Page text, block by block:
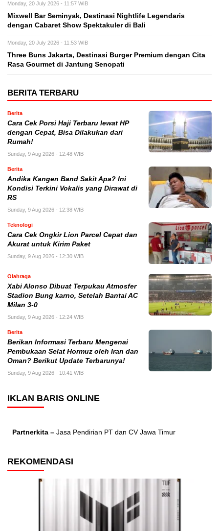
Monday, 20 July 2026 - 11:57 WIB
Mixwell Bar Seminyak, Destinasi Nightlife Legendaris
dengan Cabaret Show Spektakuler di Bali
Monday, 20 July 2026 - 11:53 WIB
Three Buns Jakarta, Destinasi Burger Premium dengan Cita
Rasa Gourmet di Jantung Senopati
BERITA TERBARU
Berita
Cara Cek Porsi Haji Terbaru lewat HP
dengan Cepat, Bisa Dilakukan dari
Rumah!
Sunday, 9 Aug 2026 - 12:48 WIB
Berita
Andika Kangen Band Sakit Apa? Ini
Kondisi Terkini Vokalis yang Dirawat di
RS
Sunday, 9 Aug 2026 - 12:38 WIB
Teknologi
Cara Cek Ongkir Lion Parcel Cepat dan
Akurat untuk Kirim Paket
Sunday, 9 Aug 2026 - 12:30 WIB
Olahraga
Xabi Alonso Dibuat Terpukau Atmosfer
Stadion Bung karno, Setelah Bantai AC
Milan 3-0
Sunday, 9 Aug 2026 - 12:24 WIB
Berita
Berikan Informasi Terbaru Mengenai
Pembukaan Selat Hormuz oleh Iran dan
Oman? Berikut Update Terbarunya!
Sunday, 9 Aug 2026 - 10:41 WIB
IKLAN BARIS ONLINE
Partnerkita – Jasa Pendirian PT dan CV Jawa Timur
REKOMENDASI